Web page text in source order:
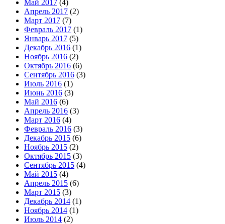
Май 2017 (4)
Апрель 2017 (2)
Март 2017 (7)
Февраль 2017 (1)
Январь 2017 (5)
Декабрь 2016 (1)
Ноябрь 2016 (2)
Октябрь 2016 (6)
Сентябрь 2016 (3)
Июль 2016 (1)
Июнь 2016 (3)
Май 2016 (6)
Апрель 2016 (3)
Март 2016 (4)
Февраль 2016 (3)
Декабрь 2015 (6)
Ноябрь 2015 (2)
Октябрь 2015 (3)
Сентябрь 2015 (4)
Май 2015 (4)
Апрель 2015 (6)
Март 2015 (3)
Декабрь 2014 (1)
Ноябрь 2014 (1)
Июль 2014 (2)